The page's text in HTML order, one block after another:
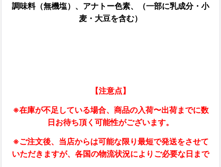
調味料（無機塩）、アナトー色素、（一部に乳成分・小
麦・大豆を含む）
【注意点】
※在庫が不足している場合、商品の入荷〜出荷までに数
日お待ち頂く可能性がございます。
※ご注文後、当店からは可能な限り最短で発送をさせて
いただきますが、各国の物流状況によりご必要な日まで